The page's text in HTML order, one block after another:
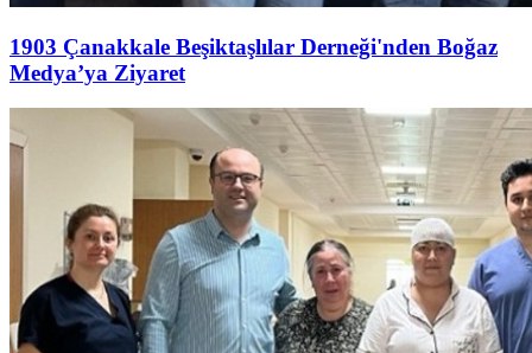
1903 Çanakkale Beşiktaşlılar Derneği'nden Boğaz
Medya’ya Ziyaret